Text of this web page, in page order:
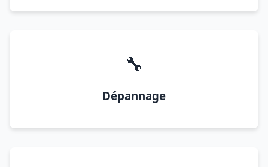
🔧
Dépannage